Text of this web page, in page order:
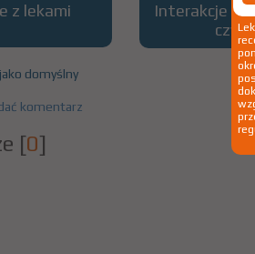
z lekami
Interakcje z
domyślny
komentarz
[0]